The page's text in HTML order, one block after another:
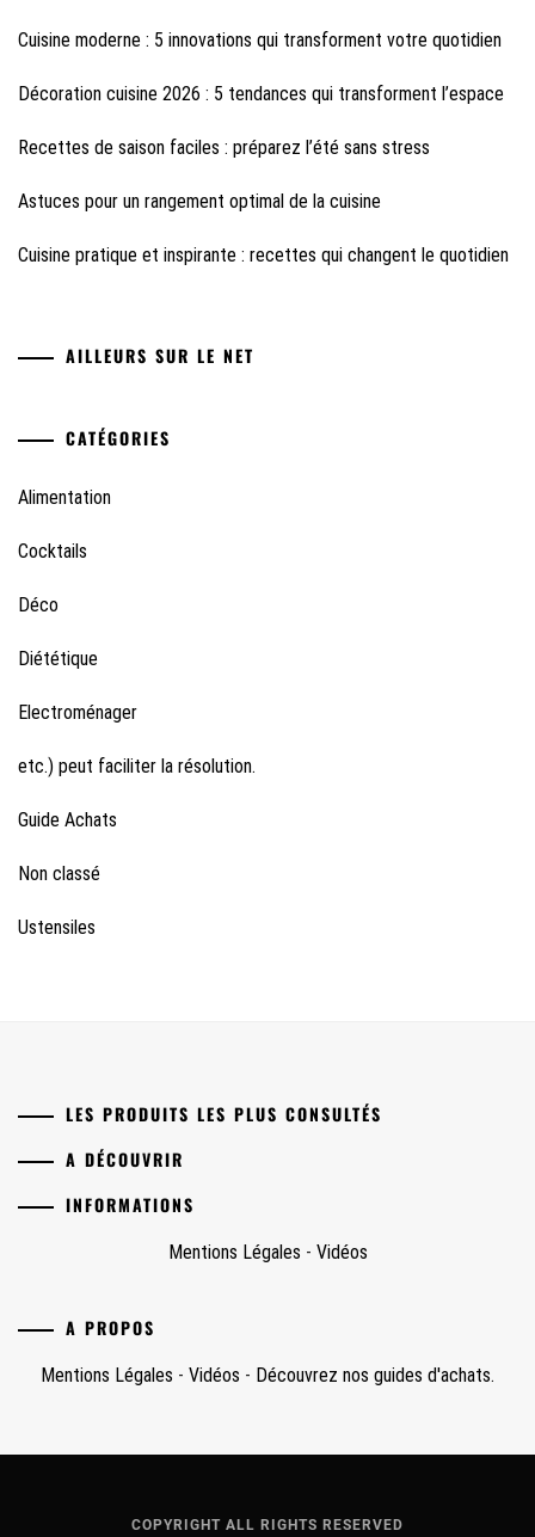
Cuisine moderne : 5 innovations qui transforment votre quotidien
Décoration cuisine 2026 : 5 tendances qui transforment l’espace
Recettes de saison faciles : préparez l’été sans stress
Astuces pour un rangement optimal de la cuisine
Cuisine pratique et inspirante : recettes qui changent le quotidien
AILLEURS SUR LE NET
CATÉGORIES
Alimentation
Cocktails
Déco
Diététique
Electroménager
etc.) peut faciliter la résolution.
Guide Achats
Non classé
Ustensiles
LES PRODUITS LES PLUS CONSULTÉS
A DÉCOUVRIR
INFORMATIONS
Mentions Légales - Vidéos
A PROPOS
Mentions Légales - Vidéos - Découvrez nos guides d'achats.
COPYRIGHT ALL RIGHTS RESERVED